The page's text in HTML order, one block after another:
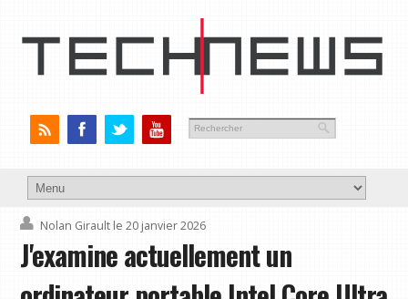
Nolan Girault le 20 janvier 2026
J'examine actuellement un